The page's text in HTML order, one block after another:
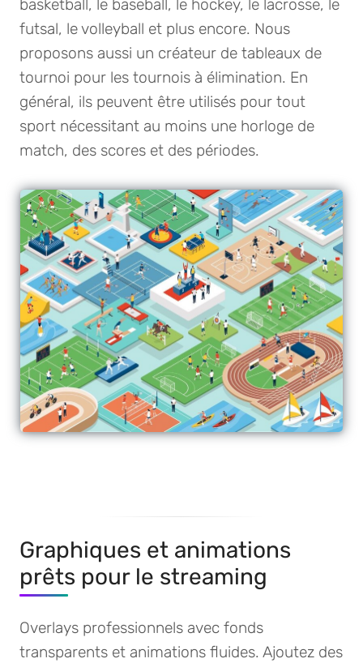
basketball, le baseball, le hockey, le lacrosse, le
futsal, le volleyball et plus encore. Nous
proposons aussi un créateur de tableaux de
tournoi pour les tournois à élimination. En
général, ils peuvent être utilisés pour tout
sport nécessitant au moins une horloge de
match, des scores et des périodes.
Graphiques et animations
prêts pour le streaming
Overlays professionnels avec fonds
transparents et animations fluides. Ajoutez des